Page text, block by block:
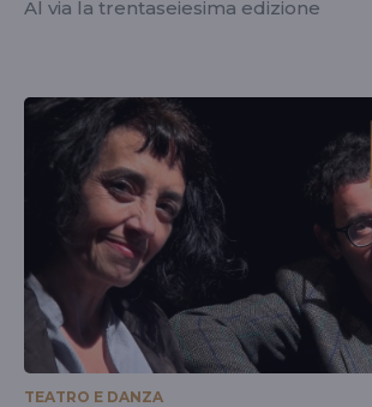
Al via la trentaseiesima edizione
TEATRO E DANZA